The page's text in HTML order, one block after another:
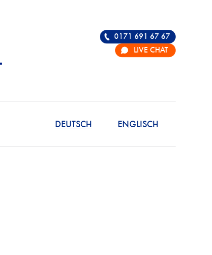
ENGLISCH
DEUTSCH
0171 691 67 67
LIVE CHAT